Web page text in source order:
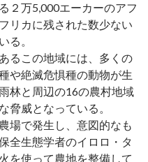
２万5,000エーカーのアフ
リカに残された数少ない
る。
るこの地域には、多くの
や絶滅危惧種の動物が生
林と周辺の16の農村地域
脅威となっている。
場で発生し、意図的なも
全生態学者のイロロ・タ
を使って農地を整備して